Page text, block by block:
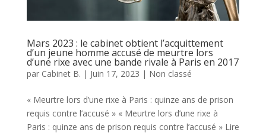
Mars 2023 : le cabinet obtient l’acquittement
d’un jeune homme accusé de meurtre lors
d’une rixe avec une bande rivale à Paris en 2017
par Cabinet B. | Juin 17, 2023 | Non classé
« Meurtre lors d’une rixe à Paris : quinze ans de prison
requis contre l’accusé » « Meurtre lors d’une rixe à
Paris : quinze ans de prison requis contre l’accusé » Lire